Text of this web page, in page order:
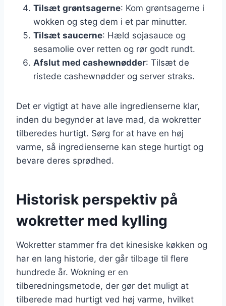
Tilsæt grøntsagerne: Kom grøntsagerne i
wokken og steg dem i et par minutter.
Tilsæt saucerne: Hæld sojasauce og
sesamolie over retten og rør godt rundt.
Afslut med cashewnødder: Tilsæt de
ristede cashewnødder og server straks.
Det er vigtigt at have alle ingredienserne klar,
inden du begynder at lave mad, da wokretter
tilberedes hurtigt. Sørg for at have en høj
varme, så ingredienserne kan stege hurtigt og
bevare deres sprødhed.
Historisk perspektiv på
wokretter med kylling
Wokretter stammer fra det kinesiske køkken og
har en lang historie, der går tilbage til flere
hundrede år. Wokning er en
tilberedningsmetode, der gør det muligt at
tilberede mad hurtigt ved høj varme, hvilket